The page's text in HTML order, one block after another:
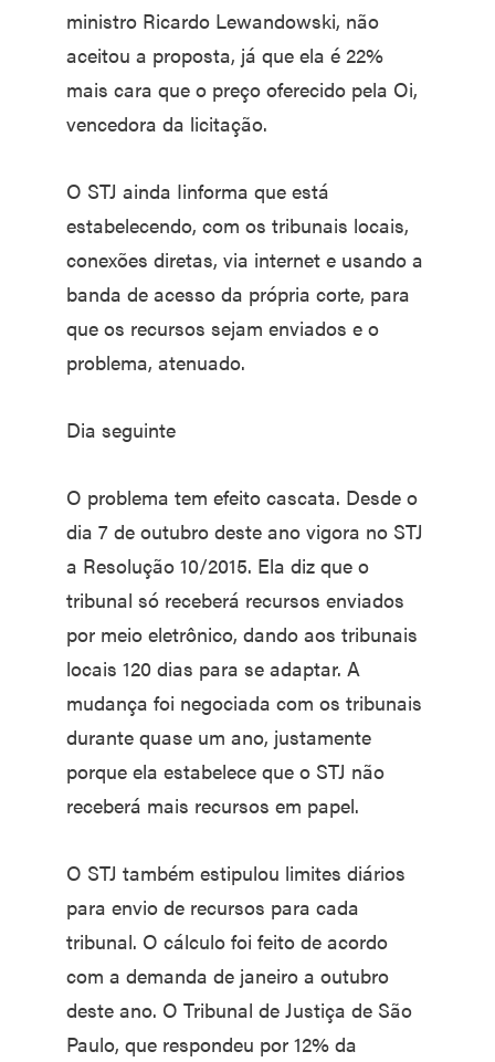
ministro Ricardo Lewandowski, não
aceitou a proposta, já que ela é 22%
mais cara que o preço oferecido pela Oi,
vencedora da licitação.
O STJ ainda Iinforma que está
estabelecendo, com os tribunais locais,
conexões diretas, via internet e usando a
banda de acesso da própria corte, para
que os recursos sejam enviados e o
problema, atenuado.
Dia seguinte
O problema tem efeito cascata. Desde o
dia 7 de outubro deste ano vigora no STJ
a Resolução 10/2015. Ela diz que o
tribunal só receberá recursos enviados
por meio eletrônico, dando aos tribunais
locais 120 dias para se adaptar. A
mudança foi negociada com os tribunais
durante quase um ano, justamente
porque ela estabelece que o STJ não
receberá mais recursos em papel.
O STJ também estipulou limites diários
para envio de recursos para cada
tribunal. O cálculo foi feito de acordo
com a demanda de janeiro a outubro
deste ano. O Tribunal de Justiça de São
Paulo, que respondeu por 12% da